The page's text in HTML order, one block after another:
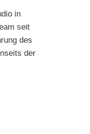
in
seit
des
der